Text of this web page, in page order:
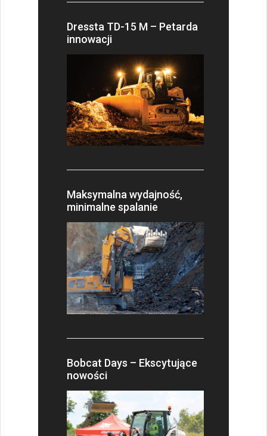
Dressta TD-15 M – Petarda
innowacji
Maksymalna wydajność,
minimalne spalanie
Bobcat Days – Ekscytujące
nowości